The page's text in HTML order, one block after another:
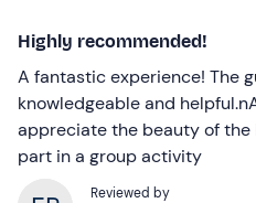
Highly recommended!
A fantastic experience! The
knowledgeable and
appreciate the beauty of
part in a group activity
Reviewed by